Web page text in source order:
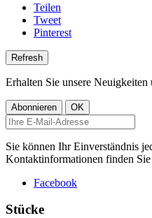
Teilen
Tweet
Pinterest
Erhalten Sie unsere Neuigkeiten
Sie können Ihr Einverständnis
Kontaktinformationen finden
Facebook
Stücke